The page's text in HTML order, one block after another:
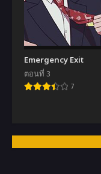
Emergency Exit
ตอนที่ 3
7